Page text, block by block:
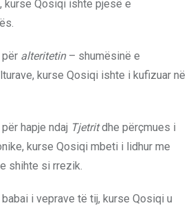
Qosiqi ishte pjesë e
alteritetin– shumësinë e
kurse Qosiqi ishte i kufizuar në
hapje ndaj Tjetritdhe përçmues i
kurse Qosiqi mbeti i lidhur me
shihte si rrezik.
i veprave të tij, kurse Qosiqi u